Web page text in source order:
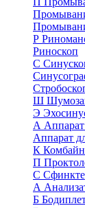
Р
Риноскоп
С
Ш
Э
А
Аппарат
К
П
С
А
Б